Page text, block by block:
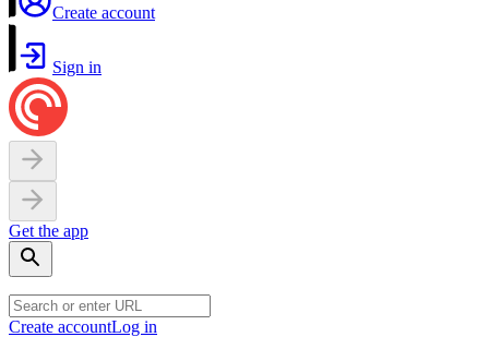
Create account
Sign in
Get the app
Create accountLog in